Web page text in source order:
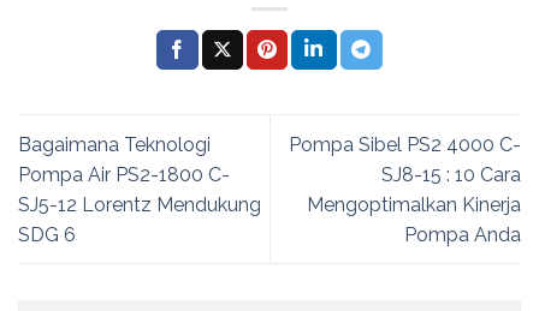
Bagaimana Teknologi
Pompa Air PS2-1800 C-
SJ5-12 Lorentz Mendukung
SDG 6
Pompa Sibel PS2 4000 C-
SJ8-15 : 10 Cara
Mengoptimalkan Kinerja
Pompa Anda